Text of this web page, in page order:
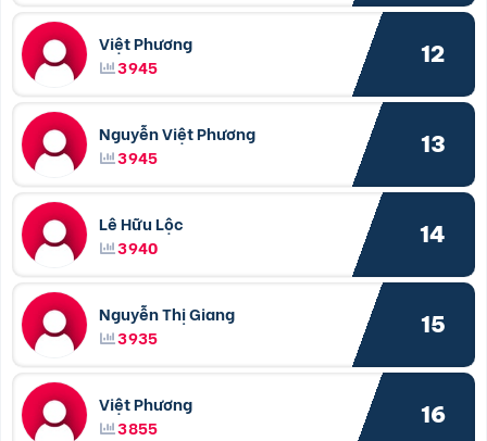
Việt Phương
3945
12
Nguyễn Việt Phương
3945
13
Lê Hữu Lộc
3940
14
Nguyễn Thị Giang
3935
15
Việt Phương
3855
16